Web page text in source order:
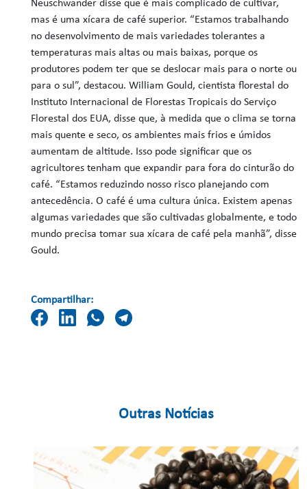
Neuschwander disse que é mais complicado de cultivar,
mas é uma xícara de café superior. “Estamos trabalhando
no desenvolvimento de mais variedades tolerantes a
temperaturas mais altas ou mais baixas, porque os
produtores podem ter que se deslocar mais para o norte ou
para o sul”, destacou. William Gould, cientista florestal do
Instituto Internacional de Florestas Tropicais do Serviço
Florestal dos EUA, disse que, à medida que o clima se torna
mais quente e seco, os ambientes mais frios e úmidos
aumentam de altitude. Isso pode significar que os
agricultores tenham que expandir para fora do cinturão do
café. “Estamos reduzindo nosso risco planejando com
antecedência. O café é uma cultura única. Existem apenas
algumas variedades que são cultivadas globalmente, e todo
mundo precisa tomar sua xícara de café pela manhã”, disse
Gould.
Compartilhar:
Outras Notícias